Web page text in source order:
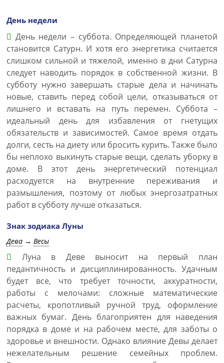
День недели
День недели – суббота. Определяющей планетой
становится Сатурн. И хотя его энергетика считается
слишком сильной и тяжелой, именно в дни Сатурна
следует наводить порядок в собственной жизни. В
субботу нужно завершать старые дела и начинать
новые, ставить перед собой цели, отказываться от
лишнего и вставать на путь перемен. Суббота –
идеальный день для избавления от гнетущих
обязательств и зависимостей. Самое время отдать
долги, сесть на диету или бросить курить. Также было
бы неплохо выкинуть старые вещи, сделать уборку в
доме. В этот день энергетический потенциал
расходуется на внутренние переживания и
размышления, поэтому от любых энергозатратных
работ в субботу лучше отказаться.
Знак зодиака Луны
Дева → Весы
Луна в Деве выносит на первый план
педантичность и дисциплинированность. Удачным
будет все, что требует точности, аккуратности,
работы с мелочами: сложные математические
расчеты, кропотливый ручной труд, оформление
важных бумаг. День благоприятен для наведения
порядка в доме и на рабочем месте, для заботы о
здоровье и внешности. Однако влияние Девы делает
нежелательным решение семейных проблем.